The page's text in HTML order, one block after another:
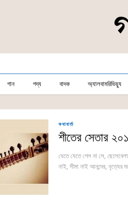
গান গদ্য বাদক অ্যালবামরিভিয়্যু
কথাবার্তা
শীতের সেতার
যেতে যেতে গেল না সে,
নাই, সীমা নাই আনন্দের, নৃত্যের